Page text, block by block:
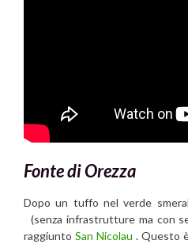
Fonte di Orezza
Dopo un tuffo nel verde
(senza infrastrutture ma con
raggiunto San Nicolau . Questo